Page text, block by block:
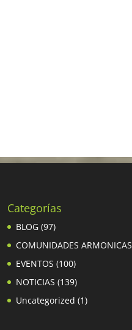
Categorías
BLOG (97)
COMUNIDADES ARMONICAS
EVENTOS (100)
NOTICIAS (139)
Uncategorized (1)